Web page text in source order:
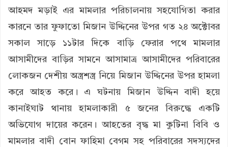
আহমদ মড়াই এর মামলার পরিচালনায় সহযোগিতা করার
কারনে তার ফুফাতো মিজান উদ্দিনের উপর গত ২৪ অক্টোবর
সকাল সাড়ে ১১টার দিকে বাড়ি ফেরার পথে মামলার
আসামীদের বাড়ির সামনে আসামাত্র আসামীদের পরিবারের
লোকজন দেশীয় অস্ত্রশস্ত্র নিয়ে মিজান উদ্দিনের উপর হামলা
করে আহত করে। এ ঘটনায় মিজান উদ্দিন বাদী হয়ে
কানাইঘাট থানায় হামলাকারী ৫ জনের বিরুদ্ধে একটি
অভিযোগ দায়ের করেন। আহতের বৃদ্ধ মা কুটিনা বিবি ও
মামলার বাদী বোন ফাহিমা বেগম সহ পরিবারের সদস্যদের